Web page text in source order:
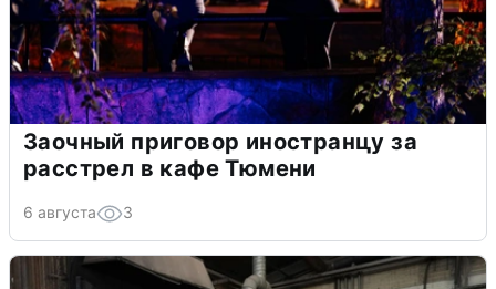
Заочный приговор иностранцу за
расстрел в кафе Тюмени
6 августа 3